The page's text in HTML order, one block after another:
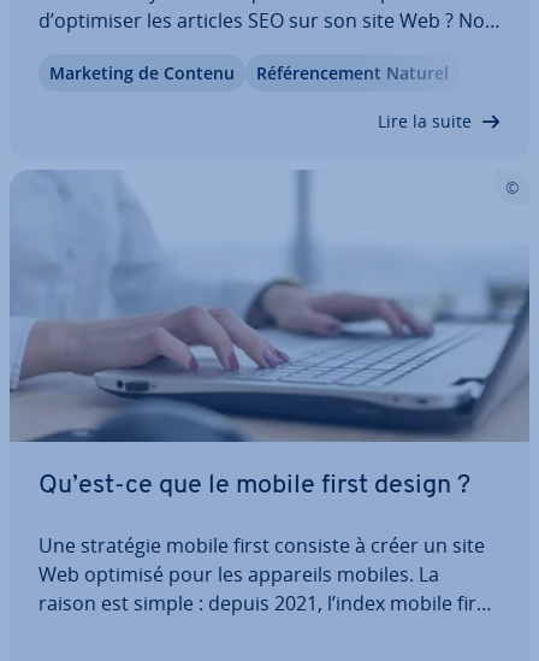
d’optimiser les articles SEO sur son site Web ? Nos
optimisés pour le SEO, à com­prendre l’im­por­tance
Marketing de Contenu Ré­fé­ren­ce­ment Naturel
Lire la suite
Qu’est-ce que le mobile first design ?
Une stratégie mobile first consiste à créer un site
Web optimisé pour les appareils mobiles. La
raison est simple : depuis 2021, l’index mobile first